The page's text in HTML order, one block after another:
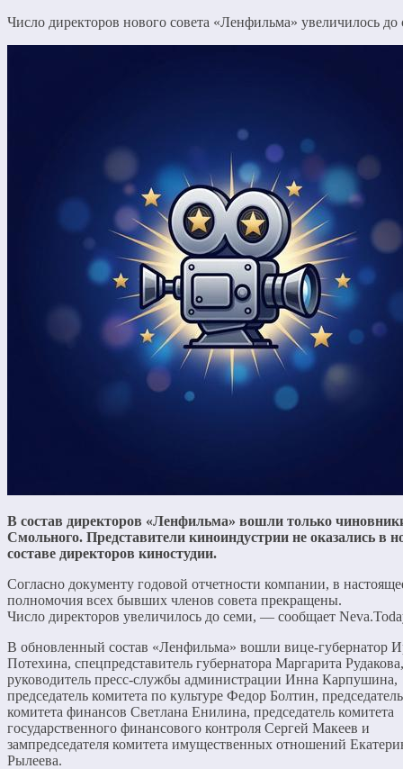
Число директоров нового совета «Ленфильма» увеличилось до
В состав директоров «Ленфильма» вошли только
Смольного. Представители киноиндустрии не оказались в
составе директоров киностудии.
Согласно документу годовой отчетности компании, в
полномочия всех бывших членов совета прекращены.
Число директоров увеличилось до семи, — сообщает
В обновленный состав «Ленфильма» вошли вице-губернатор
Потехина, спецпредставитель губернатора Маргарита Рудакова,
руководитель пресс-службы администрации Инна Карпушина,
председатель комитета по культуре Федор Болтин, председатель
комитета финансов Светлана Енилина, председатель комитета
государственного финансового контроля Сергей Макеев и
зампредседателя комитета имущественных отношений
Рылеева.